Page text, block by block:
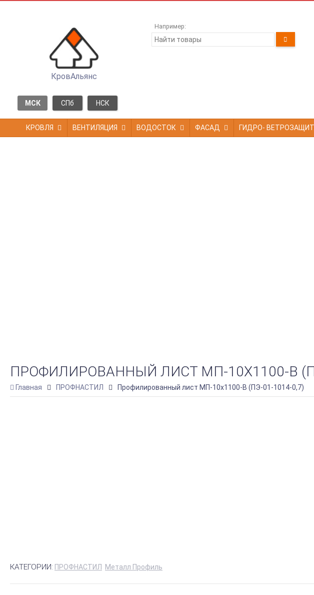
КровАльянс
МСК СПб НСК
Например:
КРОВЛЯ ВЕНТИЛЯЦИЯ ВОДОСТОК ФАСАД ГИДРО-
ПРОФИЛИРОВАННЫЙ ЛИСТ МП-10Х1100-B
Главная ПРОФНАСТИЛ Профилированный лист МП-10х1100-B (ПЭ-01-1014-0,7)
КАТЕГОРИИ: ПРОФНАСТИЛ Металл Профиль